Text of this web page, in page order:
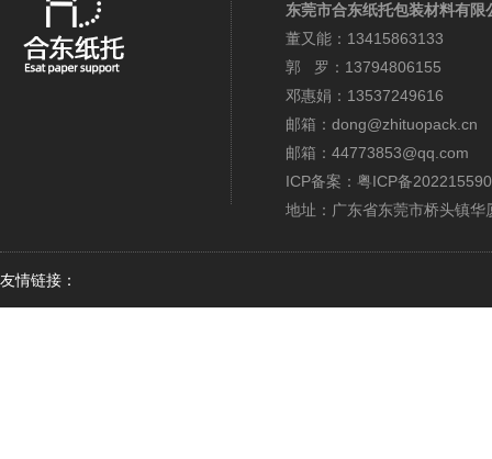
东莞市合东纸托包装材料有限
董又能：13415863133
郭 罗：13794806155
邓惠娟：13537249616
邮箱：dong@zhituopack.cn
邮箱：44773853@qq.com
ICP备案： 粤ICP备
地址：广东省东莞市桥头镇
友情链接：